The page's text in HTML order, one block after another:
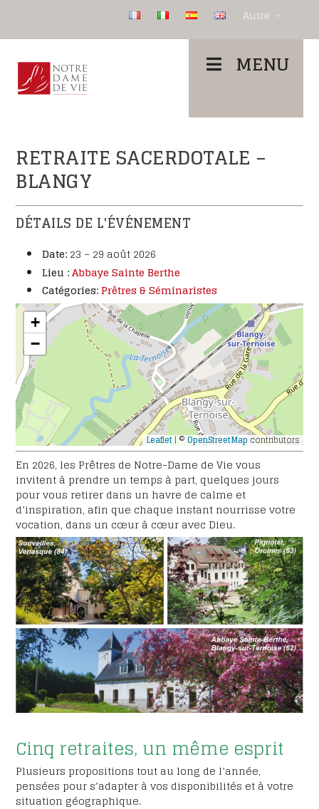
Autre
MENU
RETRAITE SACERDOTALE –
BLANGY
DÉTAILS DE L'ÉVÉNEMENT
Date: 23 – 29 août 2026
Lieu :Abbaye Sainte Berthe
Catégories:Prêtres & Séminaristes
+
−
Leaflet| © OpenStreetMap contributors
En 2026, les Prêtres de Notre-Dame de Vie vous
invitent à prendre un temps à part, quelques jours
pour vous retirer dans un havre de calme et
d’inspiration, afin que chaque instant nourrisse votre
vocation, dans un cœur à cœur avec Dieu.
Cinq retraites, un même esprit
Plusieurs propositions tout au long de l’année,
pensées pour s’adapter à vos disponibilités et à votre
situation géographique.